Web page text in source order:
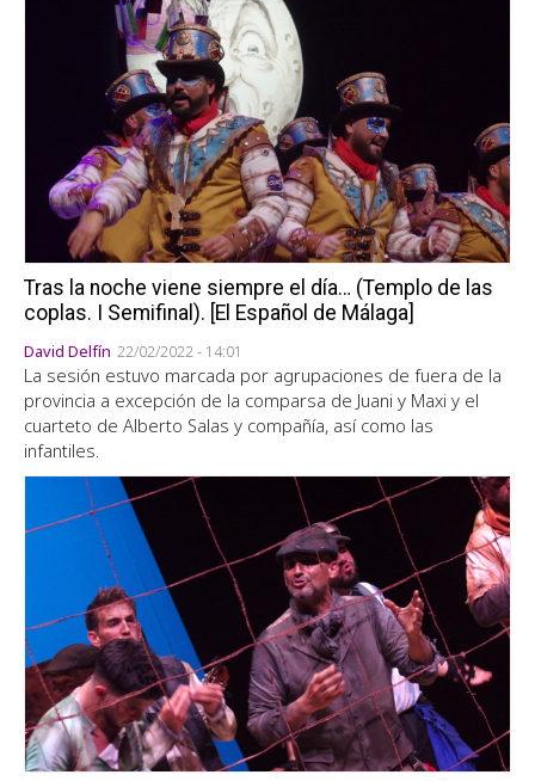
Tras la noche viene siempre el día… (Templo de las
coplas. I Semifinal). [El Español de Málaga]
David Delfín 22/02/2022 - 14:01
La sesión estuvo marcada por agrupaciones de fuera de la
provincia a excepción de la comparsa de Juani y Maxi y el
cuarteto de Alberto Salas y compañía, así como las
infantiles.